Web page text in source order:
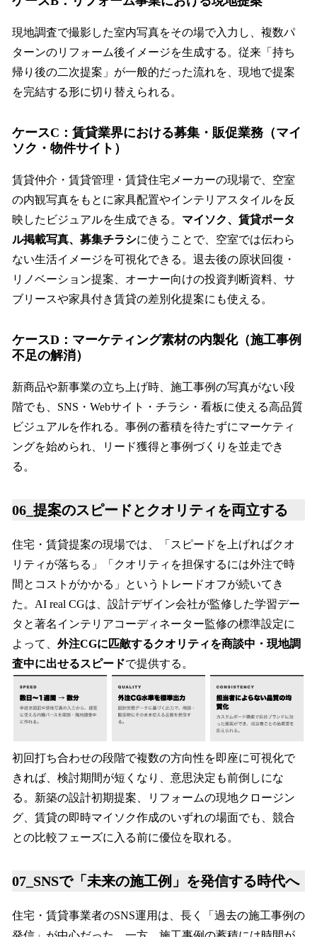
現地調査で撮影した室内写真をその場で入力し、複数パ
ターンのリフォーム後イメージを生成する。従来「持ち
帰り後の二次提案」が一般的だった流れを、現地で提案
を完結する形に切り替えられる。
ケースC：賃貸業界における募集・販促業務（マイ
ソク・物件サイト）
賃貸仲介・賃貸管理・賃貸住宅メーカーの現場で、空室
の内観写真をもとに家具配置やインテリアスタイルを反
映したビジュアルを生成できる。 マイソク、賃貸ポータ
ル掲載写真、募集チラシに使うことで、空室では伝わら
ない生活イメージを可視化できる。退去後の原状回復・
リノベーション提案、オーナー向けの投資判断資料、サ
ブリースや家具付き賃貸の差別化提案にも使える。
ケースD：マーケティング素材の内製化（施工事例
不足の解消）
新商品や新事業の立ち上げ時、施工事例の写真がない段
階でも、SNS・Webサイト・チラシ・看板に使える高品質
ビジュアルを作れる。事例の蓄積を待たずにマーケティ
ングを始められ、リード獲得と事例づくりを並走でき
る。
06_提案のスピードとクオリティを両立する
住宅・賃貸提案の現場では、「スピードを上げればクオ
リティが落ちる」「クオリティを担保するには外注で時
間とコストがかかる」というトレードオフが続いてき
た。AI real CGは、設計デザイン会社が監修した学習デー
タと著名インテリアコーディネーター監修の標準設定に
よって、 外注CGに匹敵するクオリティを商談中・現地調
査中に出せるスピードで提供する。
初回打ち合わせの段階で複数の方向性を即座に可視化で
きれば、検討期間が短くなり、意思決定も前倒しにな
る。新築の設計初期提案、リフォームの現地クロージン
グ、賃貸の即時マイソク作成のいずれの場面でも、競合
との比較フェーズに入る前に優位を取れる。
07_SNSで「未来の施工例」を発信する時代へ
住宅・賃貸事業者のSNS運用は、長く「過去の施工事例の